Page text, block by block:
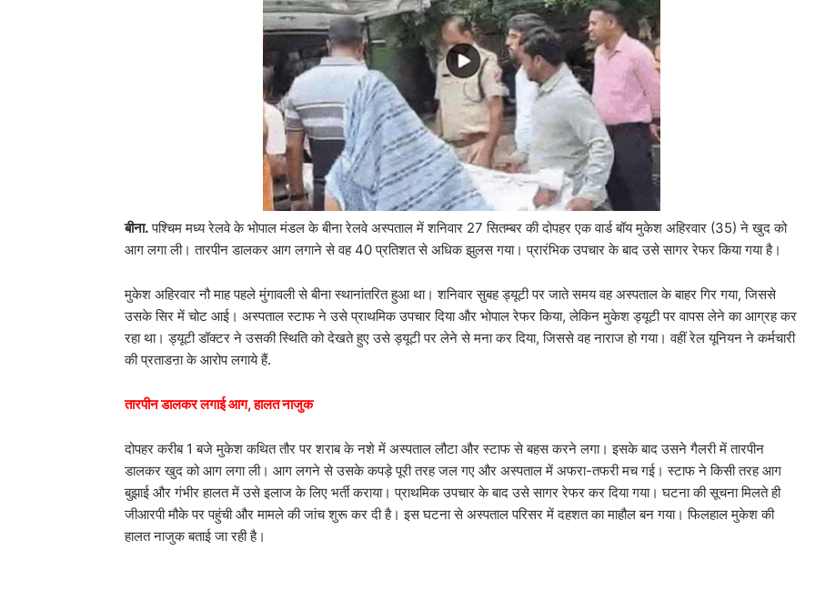
बीना.पश्चिम मध्य रेलवे के भोपाल मंडल के बीना रेलवे अस्पताल में शनिवार 27 सितम्बर की दोपहर एक वार्ड बॉय मुकेश अहिरवार (35) ने खुद को
आग लगा ली। तारपीन डालकर आग लगाने से वह 40 प्रतिशत से अधिक झुलस गया। प्रारंभिक उपचार के बाद उसे सागर रेफर किया गया है।
मुकेश अहिरवार नौ माह पहले मुंगावली से बीना स्थानांतरित हुआ था। शनिवार सुबह ड्यूटी पर जाते समय वह अस्पताल के बाहर गिर गया, जिससे
उसके सिर में चोट आई। अस्पताल स्टाफ ने उसे प्राथमिक उपचार दिया और भोपाल रेफर किया, लेकिन मुकेश ड्यूटी पर वापस लेने का आग्रह कर
रहा था। ड्यूटी डॉक्टर ने उसकी स्थिति को देखते हुए उसे ड्यूटी पर लेने से मना कर दिया, जिससे वह नाराज हो गया। वहीं रेल यूनियन ने कर्मचारी
की प्रताडऩा के आरोप लगाये हैं.
तारपीन डालकर लगाई आग, हालत नाजुक
दोपहर करीब 1 बजे मुकेश कथित तौर पर शराब के नशे में अस्पताल लौटा और स्टाफ से बहस करने लगा। इसके बाद उसने गैलरी में तारपीन
डालकर खुद को आग लगा ली। आग लगने से उसके कपड़े पूरी तरह जल गए और अस्पताल में अफरा-तफरी मच गई। स्टाफ ने किसी तरह आग
बुझाई और गंभीर हालत में उसे इलाज के लिए भर्ती कराया। प्राथमिक उपचार के बाद उसे सागर रेफर कर दिया गया। घटना की सूचना मिलते ही
जीआरपी मौके पर पहुंची और मामले की जांच शुरू कर दी है। इस घटना से अस्पताल परिसर में दहशत का माहौल बन गया। फिलहाल मुकेश की
हालत नाजुक बताई जा रही है।